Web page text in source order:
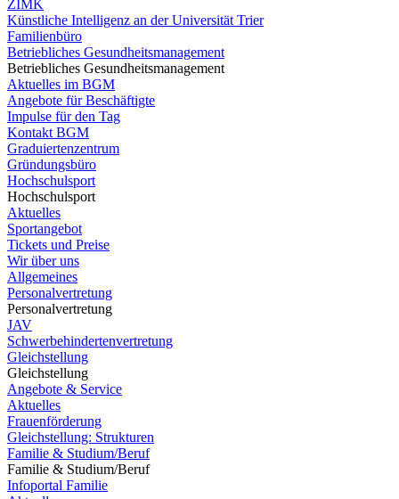
ZIMK
Künstliche Intelligenz an der Universität Trier
Familienbüro
Betriebliches Gesundheitsmanagement
Betriebliches Gesundheitsmanagement
Aktuelles im BGM
Angebote für Beschäftigte
Impulse für den Tag
Kontakt BGM
Graduiertenzentrum
Gründungsbüro
Hochschulsport
Hochschulsport
Aktuelles
Sportangebot
Tickets und Preise
Wir über uns
Allgemeines
Personalvertretung
Personalvertretung
JAV
Schwerbehindertenvertretung
Gleichstellung
Gleichstellung
Angebote & Service
Aktuelles
Frauenförderung
Gleichstellung: Strukturen
Familie & Studium/Beruf
Familie & Studium/Beruf
Infoportal Familie